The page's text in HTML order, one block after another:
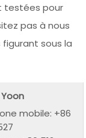
testées pour
pas à nous
sous la
mobile: +86